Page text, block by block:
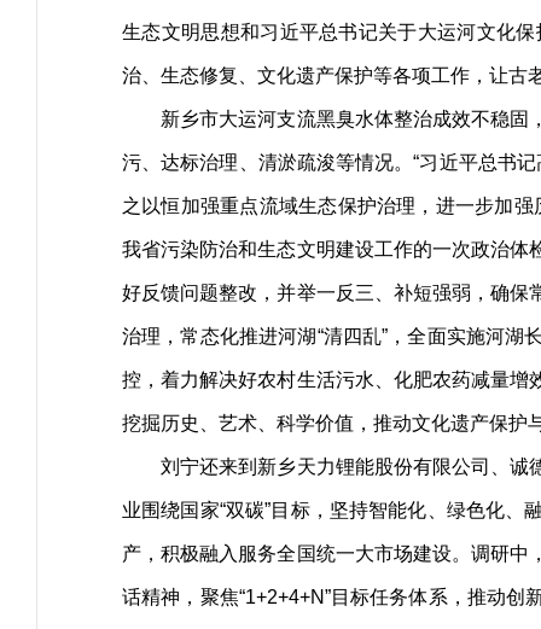
生态文明思想和习近平总书记关于大运河文化
治、生态修复、文化遗产保护等各项工作，让古
新乡市大运河支流黑臭水体整治成效不稳固
污、达标治理、清淤疏浚等情况。“习近平总书
之以恒加强重点流域生态保护治理，进一步加
我省污染防治和生态文明建设工作的一次政治
好反馈问题整改，并举一反三、补短强弱，确
治理，常态化推进河湖“清四乱”，全面实施河
控，着力解决好农村生活污水、化肥农药减量
挖掘历史、艺术、科学价值，推动文化遗产保护
刘宁还来到新乡天力锂能股份有限公司、诚
业围绕国家“双碳”目标，坚持智能化、绿色化
产，积极融入服务全国统一大市场建设。调研
话精神，聚焦“1+2+4+N”目标任务体系，推动